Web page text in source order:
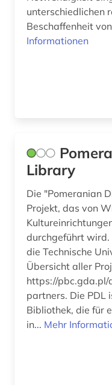
unterschiedlichen
Beschaffenheit
Informationen
Library
Die "Pomeranian
Projekt, das von
durchgeführt
die Technische
Übersicht aller
https://
partners. Die PDL
Bibliothek, die für
in... Mehr